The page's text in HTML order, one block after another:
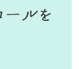
ルを